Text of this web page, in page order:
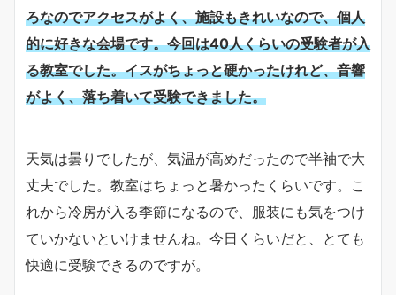
ろなのでアクセスがよく、施設もきれいなので、個人
的に好きな会場です。今回は40人くらいの受験者が入
る教室でした。イスがちょっと硬かったけれど、音響
がよく、落ち着いて受験できました。
天気は曇りでしたが、気温が高めだったので半袖で大
丈夫でした。教室はちょっと暑かったくらいです。こ
れから冷房が入る季節になるので、服装にも気をつけ
ていかないといけませんね。今日くらいだと、とても
快適に受験できるのですが。